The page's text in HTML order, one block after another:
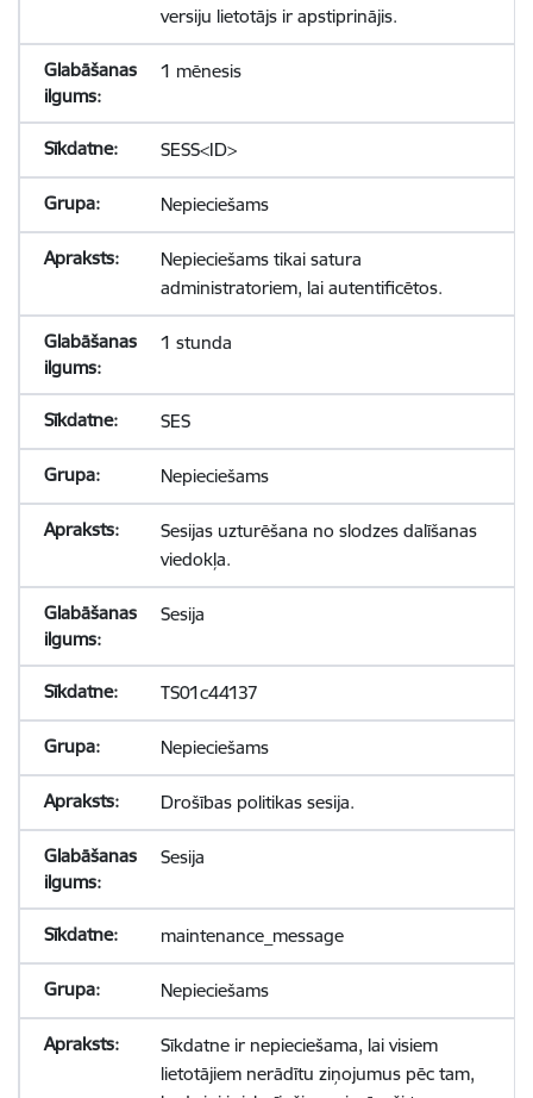
versiju lietotājs ir apstiprinājis.
1 mēnesis
SESS<ID>
Nepieciešams
Nepieciešams tikai satura
administratoriem, lai autentificētos.
1 stunda
SES
Nepieciešams
Sesijas uzturēšana no slodzes dalīšanas
viedokļa.
Sesija
TS01c44137
Nepieciešams
Drošības politikas sesija.
Sesija
maintenance_message
Nepieciešams
Sīkdatne ir nepieciešama, lai visiem
lietotājiem nerādītu ziņojumus pēc tam,